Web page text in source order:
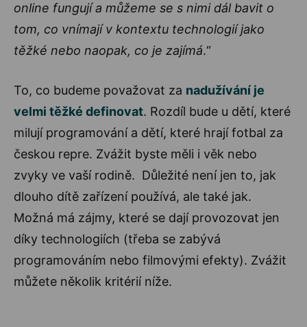
online fungují a můžeme se s nimi dál bavit o
tom, co vnímají v kontextu technologií jako
těžké nebo naopak, co je zajímá.“
To, co budeme považovat za nadužívání je
velmi těžké definovat. Rozdíl bude u dětí, které
milují programování a dětí, které hrají fotbal za
českou repre. Zvážit byste měli i věk nebo
zvyky ve vaší rodině. Důležité není jen to, jak
dlouho dítě zařízení používá, ale také jak.
Možná má zájmy, které se dají provozovat jen
díky technologiích (třeba se zabývá
programováním nebo filmovými efekty). Zvážit
můžete několik kritérií níže.